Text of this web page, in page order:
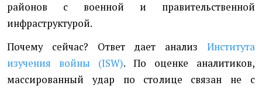
районов с военной и правительственной
инфраструктурой.
Почему сейчас? Ответ дает анализ Института
изучения войны (ISW). По оценке аналитиков,
массированный удар по столице связан не с